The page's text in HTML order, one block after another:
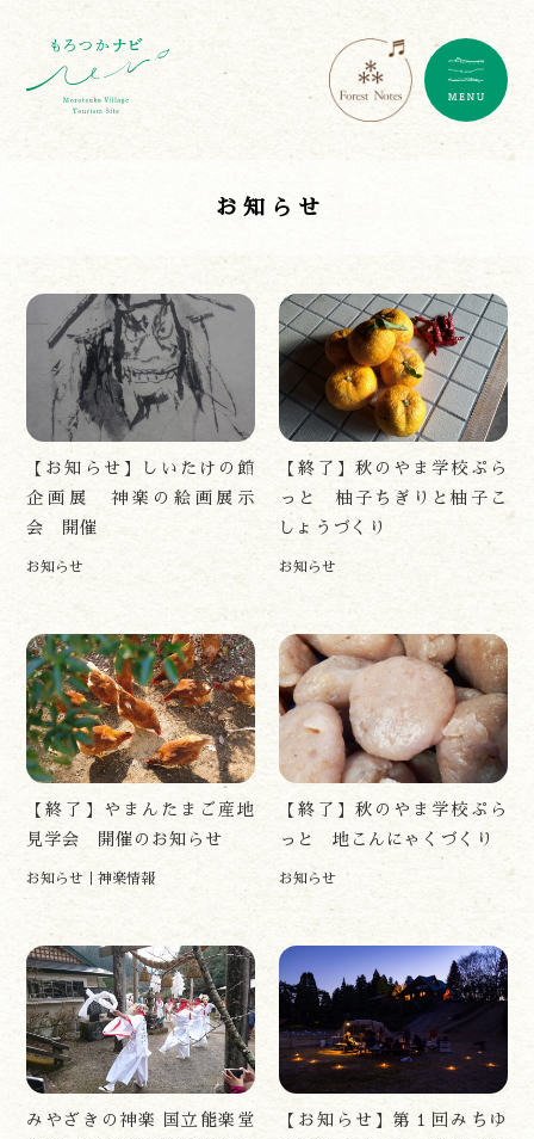
お知らせ
【お知らせ】しいたけの館
企画展 神楽の絵画展示
会 開催
お知らせ
【終了】秋のやま学校ぷら
っと 柚子ちぎりと柚子こ
しょうづくり
お知らせ
【終了】やまんたまご産地
見学会 開催のお知らせ
お知らせ 神楽情報
【終了】秋のやま学校ぷら
っと 地こんにゃくづくり
お知らせ
みやざきの神楽 国立能楽堂
【お知らせ】第１回みちゆ
泊まる
開花情報
紅葉情報
神楽情報
森の風の記憶
アクセス
諸塚村観光協会について